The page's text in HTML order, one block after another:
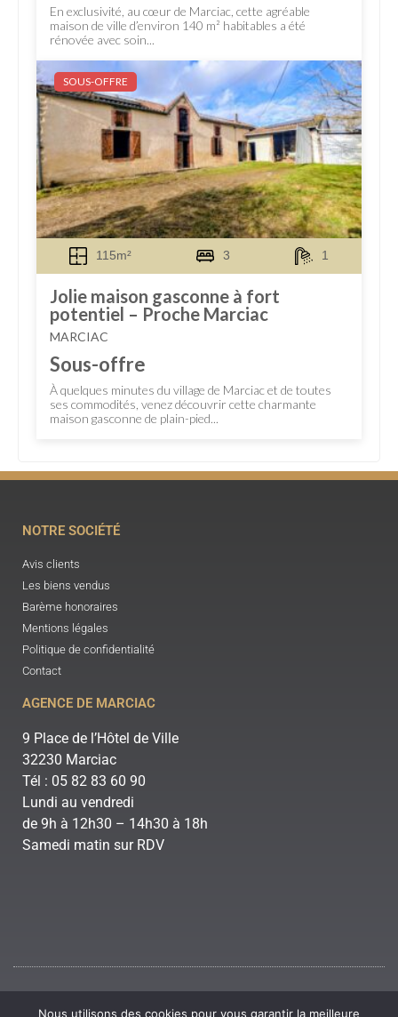
En exclusivité, au cœur de Marciac, cette agréable
maison de ville d’environ 140 m² habitables a été
rénovée avec soin...
SOUS-OFFRE
115m² 3 1
Jolie maison gasconne à fort
potentiel – Proche Marciac
MARCIAC
Sous-offre
À quelques minutes du village de Marciac et de toutes
ses commodités, venez découvrir cette charmante
maison gasconne de plain-pied...
NOTRE SOCIÉTÉ
Avis clients
Les biens vendus
Barème honoraires
Mentions légales
Politique de confidentialité
Contact
AGENCE DE MARCIAC
9 Place de l’Hôtel de Ville
32230 Marciac
Tél : 05 82 83 60 90
Lundi au vendredi
de 9h à 12h30 – 14h30 à 18h
Samedi matin sur RDV
Nous utilisons des cookies pour vous garantir la meilleure